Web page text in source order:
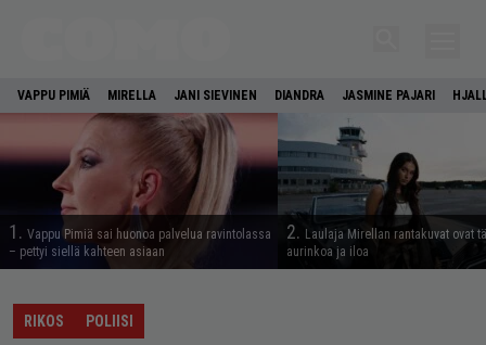
VAPPU PIMIÄ MIRELLA JANI SIEVINEN DIANDRA JASMINE PAJARI
1. Vappu Pimiä sai huonoa palvelua ravintolassa
– pettyi siellä kahteen asiaan
2. Laulaja Mirellan rantakuvat ovat
aurinkoa ja iloa
RIKOS POLIISI